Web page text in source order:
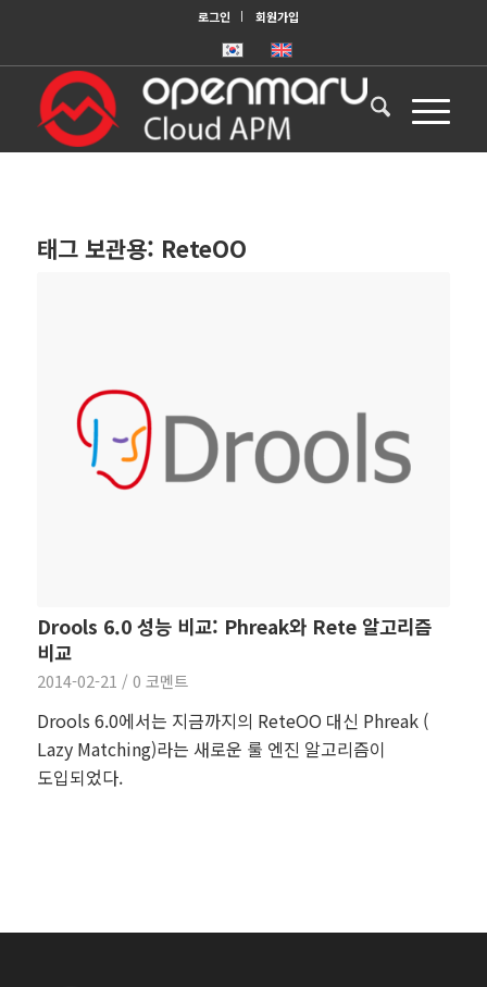
로그인 회원가입
태그 보관용: ReteOO
Drools 6.0 성능 비교: Phreak와 Rete 알고리즘
비교
2014-02-21 / 0 코멘트
Drools 6.0에서는 지금까지의 ReteOO 대신 Phreak (
Lazy Matching)라는 새로운 룰 엔진 알고리즘이
도입되었다.